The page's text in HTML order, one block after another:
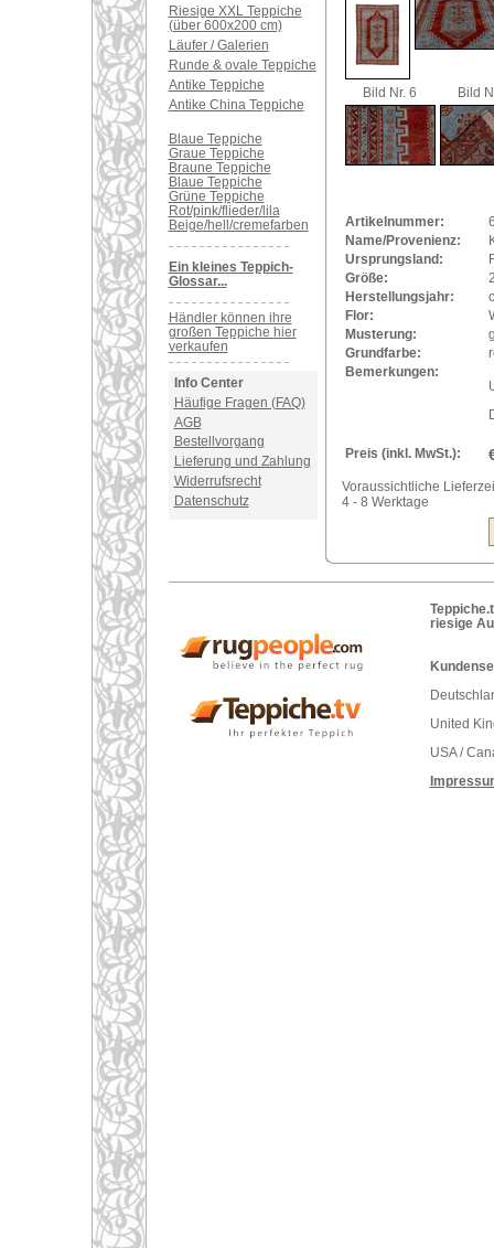
Riesige XXL Teppiche
(über 600x200 cm)
Läufer / Galerien
Runde & ovale Teppiche
Antike Teppiche
Antike China Teppiche
Blaue Teppiche
Graue Teppiche
Braune Teppiche
Blaue Teppiche
Grüne Teppiche
Rot/pink/flieder/lila
Beige/hell/cremefarben
Ein kleines Teppich-
Glossar...
Händler können ihre
großen Teppiche hier
verkaufen
Info Center
Häufige Fragen (FAQ)
AGB
Bestellvorgang
Lieferung und Zahlung
Widerrufsrecht
Datenschutz
Bild Nr. 6 Bild
Artikelnummer:
Name/Provenienz:
Ursprungsland:
Größe:
Herstellungsjahr:
Flor:
Musterung:
Grundfarbe:
Bemerkungen:
Preis (inkl. MwSt.):
Voraussichtliche
4 - 8 Werktage
riesige
United
USA /